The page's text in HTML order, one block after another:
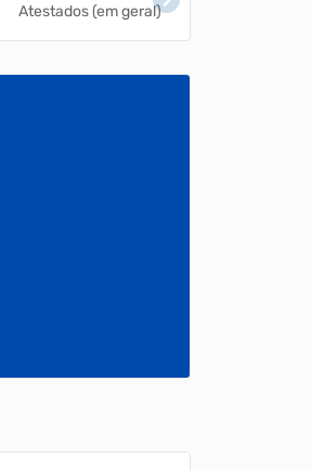
Atestados (em geral)